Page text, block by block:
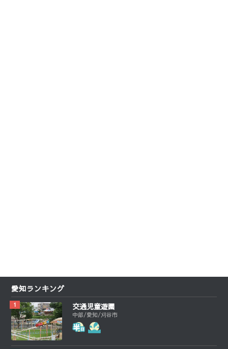
愛知ランキング
交通児童遊園
中部/愛知/刈谷市